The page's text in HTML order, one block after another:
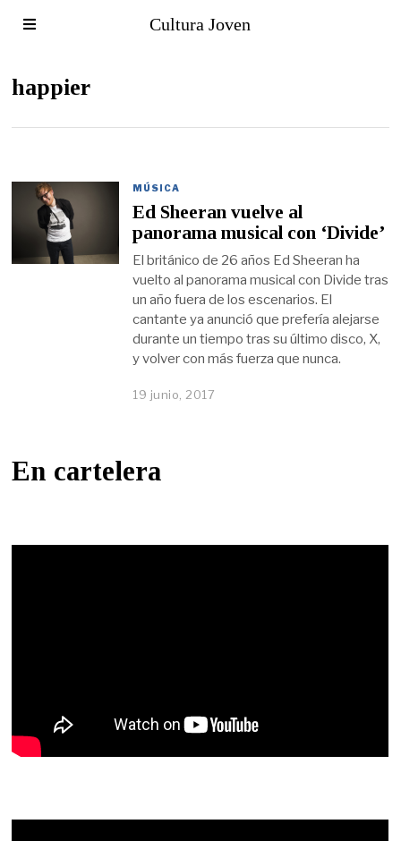
Cultura Joven
happier
MÚSICA
Ed Sheeran vuelve al
panorama musical con ‘Divide’
El británico de 26 años Ed Sheeran ha
vuelto al panorama musical con Divide tras
un año fuera de los escenarios. El
cantante ya anunció que prefería alejarse
durante un tiempo tras su último disco, X,
y volver con más fuerza que nunca.
19 junio, 2017
En cartelera